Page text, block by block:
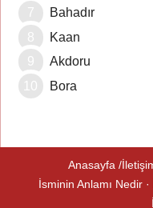
Bahadır
Kaan
Akdoru
Bora
Anasayfa
İsminin Anlamı Nedir